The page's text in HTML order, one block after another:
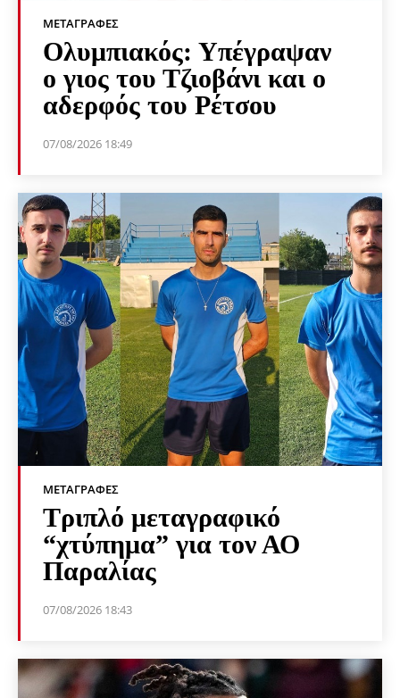
ΜΕΤΑΓΡΑΦΈΣ
Ολυμπιακός: Υπέγραψαν
ο γιος του Τζιοβάνι και ο
αδερφός του Ρέτσου
07/08/2026 18:49
ΜΕΤΑΓΡΑΦΈΣ
Τριπλό μεταγραφικό
“χτύπημα” για τον ΑΟ
Παραλίας
07/08/2026 18:43